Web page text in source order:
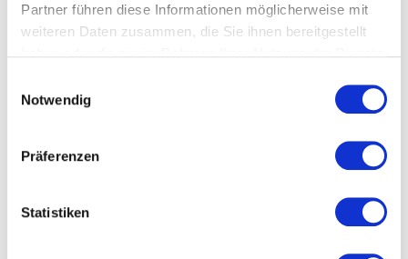
Partner führen diese Informationen möglicherweise mit
weiteren Daten zusammen, die Sie ihnen bereitgestellt
Cookies, wenn Sie unsere Webseite weiterhin nutzen.
Notwendig
Präferenzen
Statistiken